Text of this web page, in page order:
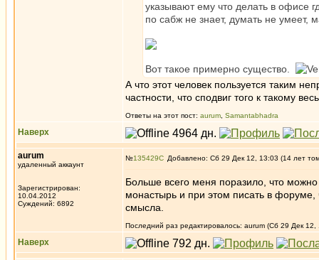
указывают ему что делать в офисе
по сабж не знает, думать не умеет,
Вот такое примерно существо.
А что этот человек пользуется таким
частности, что сподвиг того к такому
Ответы на этот пост: aurum Samantabhadra
Наверх
aurum
удаленный аккаунт
Зарегистрирован:
10.04.2012
Суждений: 6892
№135429 Добавлено: Сб 29 Дек 12, 13:03 (14 лет
Больше всего меня поразило, что
монастырь и при этом писать в
смысла.
Последний раз редактировалось: aurum (Сб 29 Дек 12,
Наверх